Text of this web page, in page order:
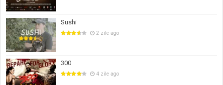
Sushi
2 zile ago
300
4 zile ago